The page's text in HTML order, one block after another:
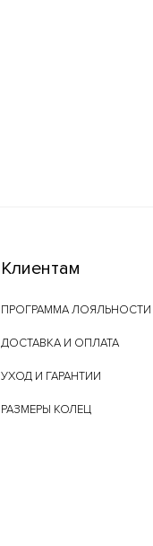
Клиентам
ПРОГРАММА ЛОЯЛЬНОСТИ
ДОСТАВКА И ОПЛАТА
УХОД И ГАРАНТИИ
РАЗМЕРЫ КОЛЕЦ